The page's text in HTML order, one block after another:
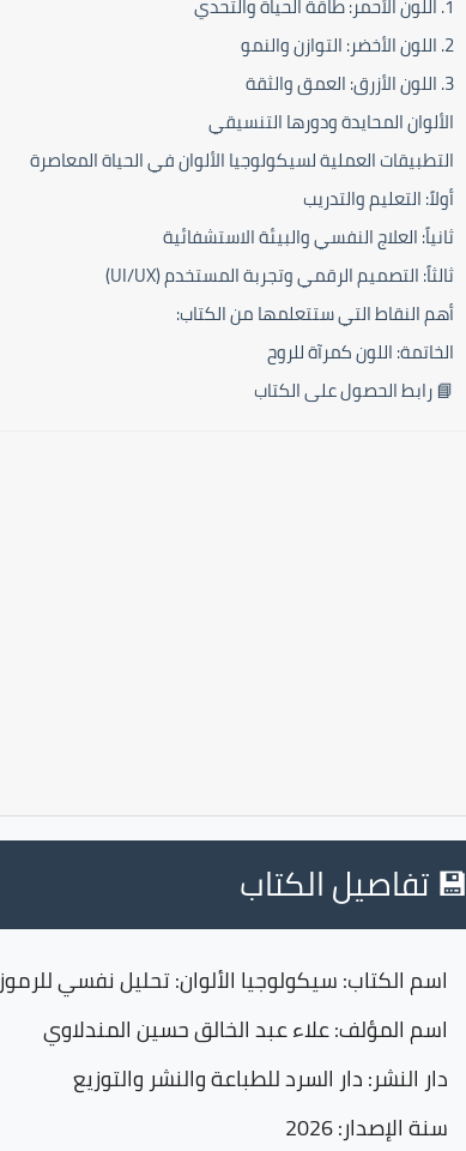
2. اللون الأخضر: التوازن والنمو
3. اللون الأزرق: العمق والثقة
الألوان المحايدة ودورها التنسيقي
التطبيقات العملية لسيكولوجيا الألوان في الحياة المعاصرة
أولاً: التعليم والتدريب
ثانياً: العلاج النفسي والبيئة الاستشفائية
ثالثاً: التصميم الرقمي وتجربة المستخدم (UI/UX)
أهم النقاط التي ستتعلمها من الكتاب:
الخاتمة: اللون كمرآة للروح
📘 رابط الحصول على الكتاب
💾 تفاصيل الكتاب
اسم الكتاب:سيكولوجيا الألوان: تحليل نفسي للرموز
اسم المؤلف:علاء عبد الخالق حسين المندلاوي
دار النشر:دار السرد للطباعة والنشر والتوزيع
سنة الإصدار: